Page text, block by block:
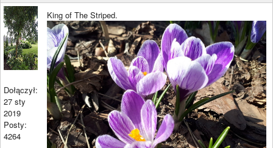
Dołączył:
27 sty
2019
Posty:
4264
King of The Striped.